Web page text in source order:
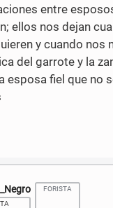
entre
ellos nos dejan
y cuando nos
del garrote y la
esposa fiel que no
FORISTA